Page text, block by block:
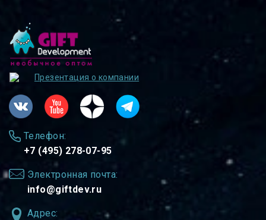
Презентация о компании
Телефон:
+7 (495) 278-07-95
Электронная почта:
info@giftdev.ru
Адрес: